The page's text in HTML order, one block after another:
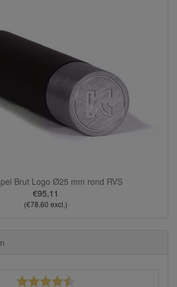
Brut Logo Ø25 mm rond RVS
€95,11
(€78,60 excl.)